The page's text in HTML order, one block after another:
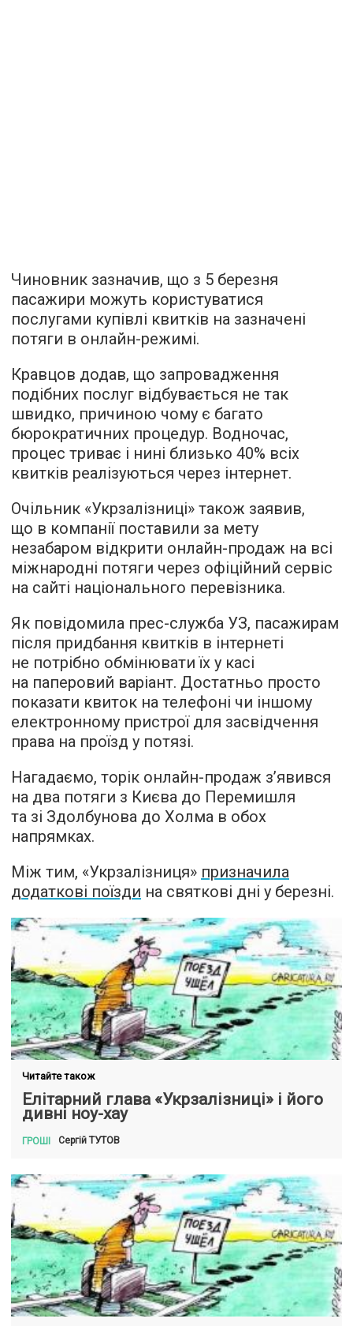
Чиновник зазначив, що з 5 березня
пасажири можуть користуватися
послугами купівлі квитків на зазначені
потяги в онлайн-режимі.
Кравцов додав, що запровадження
подібних послуг відбувається не так
швидко, причиною чому є багато
бюрократичних процедур. Водночас,
процес триває і нині близько 40% всіх
квитків реалізуються через інтернет.
Очільник «Укрзалізниці» також заявив,
що в компанії поставили за мету
незабаром відкрити онлайн-продаж на всі
міжнародні потяги через офіційний сервіс
на сайті національного перевізника.
Як повідомила прес-служба УЗ, пасажирам
після придбання квитків в інтернеті
не потрібно обмінювати їх у касі
на паперовий варіант. Достатньо просто
показати квиток на телефоні чи іншому
електронному пристрої для засвідчення
права на проїзд у потязі.
Нагадаємо, торік онлайн-продаж з’явився
на два потяги з Києва до Перемишля
та зі Здолбунова до Холма в обох
напрямках.
Між тим, «Укрзалізниця» призначила
додаткові поїзди на святкові дні у березні.
Читайте також
Елітарний глава «Укрзалізниці» і його
дивні ноу-хау
ГРОШІ СергійТУТОВ